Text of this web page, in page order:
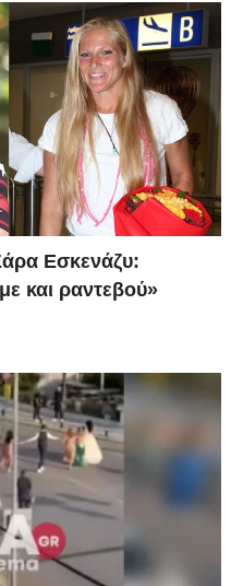
Εσκενάζυ:
και ραντεβού»